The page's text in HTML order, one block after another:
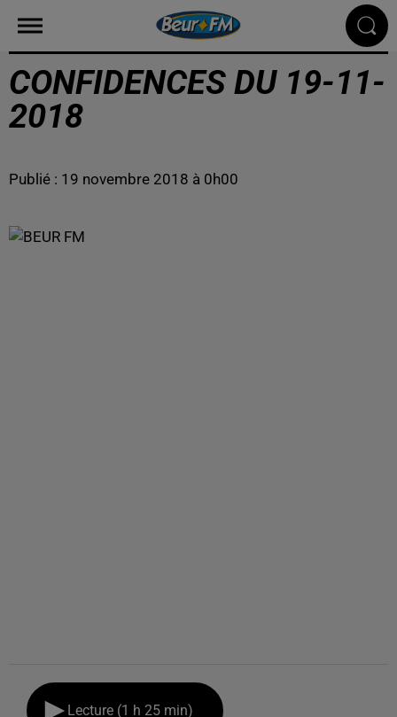
CONFIDENCES DU 19-11-
2018
Publié : 19 novembre 2018 à 0h00
Lecture (1 h 25 min)